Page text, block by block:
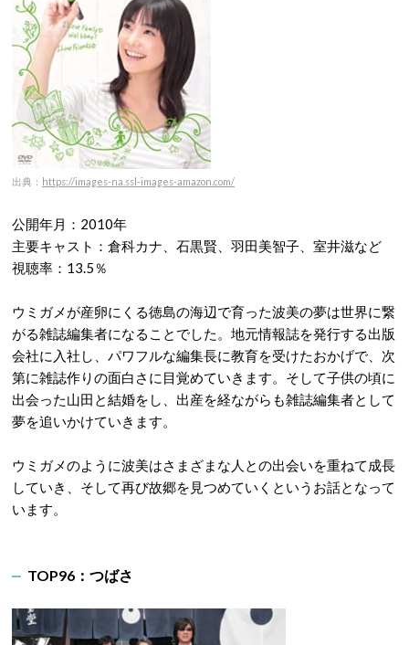
出典： https://images-na.ssl-images-amazon.com/
公開年月：2010年
主要キャスト：倉科カナ、石黒賢、羽田美智子、室井滋など
視聴率：13.5％
ウミガメが産卵にくる徳島の海辺で育った波美の夢は世界に繋
がる雑誌編集者になることでした。地元情報誌を発行する出版
会社に入社し、パワフルな編集長に教育を受けたおかげで、次
第に雑誌作りの面白さに目覚めていきます。そして子供の頃に
出会った山田と結婚をし、出産を経ながらも雑誌編集者として
夢を追いかけていきます。
ウミガメのように波美はさまざまな人との出会いを重ねて成長
していき、そして再び故郷を見つめていくというお話となって
います。
TOP96：つばさ